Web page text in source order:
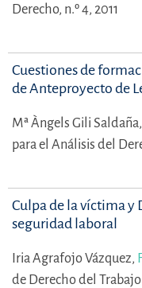
Derecho, n.º 4, 2011
Cuestiones de
de Anteproyecto de
Mª Àngels Gili Saldaña,
para el Análisis del
Culpa de la víctima y
seguridad laboral
Iria Agrafojo Vázquez,
de Derecho del Trabajo